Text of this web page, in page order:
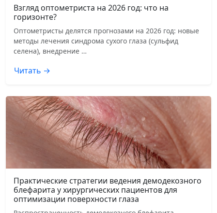
Взгляд оптометриста на 2026 год: что на
горизонте?
Оптометристы делятся прогнозами на 2026 год: новые
методы лечения синдрома сухого глаза (сульфид
селена), внедрение …
Читать →
Практические стратегии ведения демодекозного
блефарита у хирургических пациентов для
оптимизации поверхности глаза